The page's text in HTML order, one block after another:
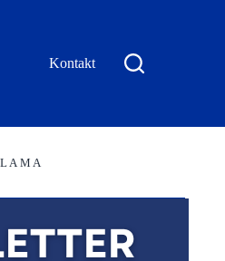
Kontakt
A M A